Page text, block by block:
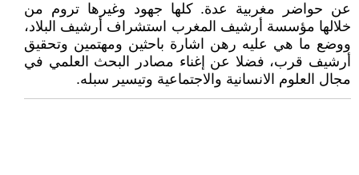
عن حواضر مغربية عدة. كلها جهود وغيرها تروم من
خلالها مؤسسة أرشيف المغرب استشراف أرشيف البلاد،
ووضع ما هي عليه رهن اشارة باحثين ومهتمين وتحقيق
أرشيف قرب، فضلا عن إغناء مصادر البحث العلمي في
مجال العلوم الانسانية والاجتماعية وتيسير سبله.